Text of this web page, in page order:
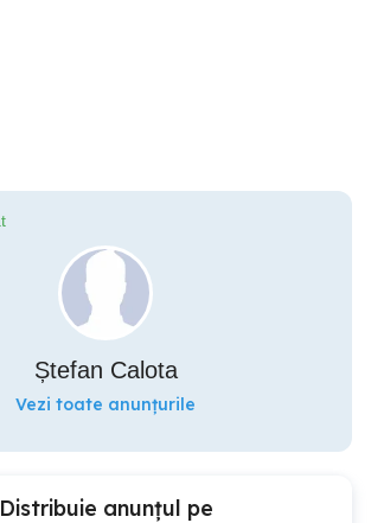
Ștefan Calota
Vezi toate anunțurile
Distribuie anunțul pe